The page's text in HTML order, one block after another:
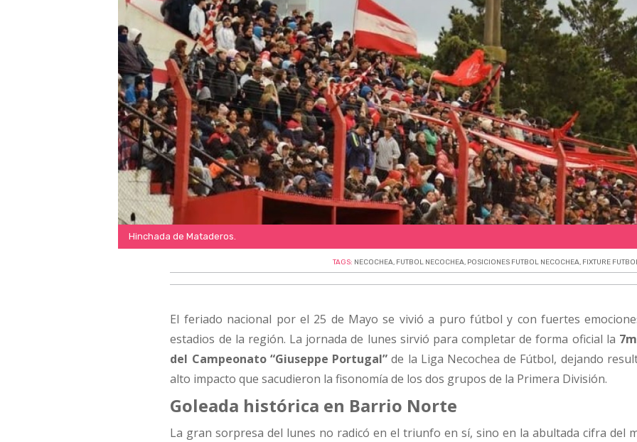
Hinchada de Mataderos.
TAGS: NECOCHEA, FUTBOL NECOCHEA, POSICIONES FUTBOL NECOCHEA, FIXTURE
El feriado nacional por el 25 de Mayo se vivió a puro fútbol y con fuertes
estadios de la región. La jornada de lunes sirvió para completar de forma oficial la
del Campeonato “Giuseppe Portugal” de la Liga Necochea de Fútbol, dejando
alto impacto que sacudieron la fisonomía de los dos grupos de la Primera División.
Goleada histórica en Barrio Norte
La gran sorpresa del lunes no radicó en el triunfo en sí, sino en la abultada cifra del